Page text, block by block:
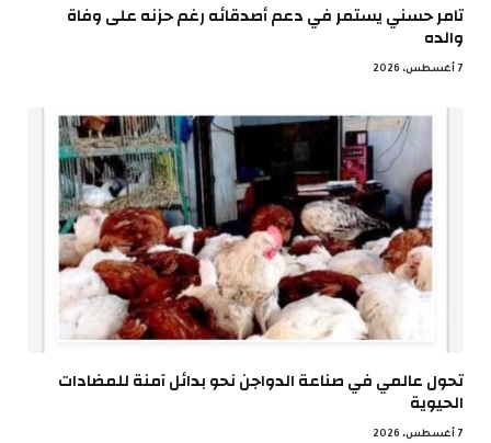
تامر حسني يستمر في دعم أصدقائه رغم حزنه على وفاة
والده
7 أغسطس، 2026
تحول عالمي في صناعة الدواجن نحو بدائل آمنة للمضادات
الحيوية
7 أغسطس، 2026